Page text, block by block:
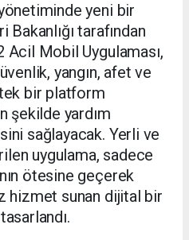
yeni bir
tarafından
Mobil Uygulaması,
yangın, afet ve
bir platform
şekilde yardım
sağlayacak. Yerli ve
uygulama, sadece
ötesine geçerek
hizmet sunan dijital bir